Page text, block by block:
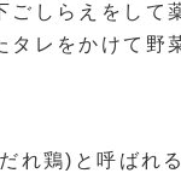
ごしらえをして
タレをかけて野
れ鶏)と呼ばれ